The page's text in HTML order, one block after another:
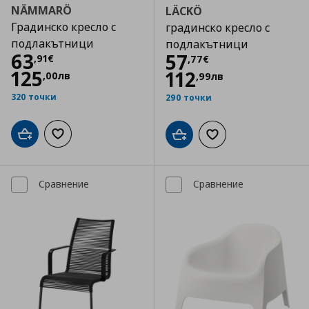
NÄMMARÖ
Градинско кресло с
подлакътници
63,91€
Цена
125,00лв
320 точки
Добави в кошницата
Добави към списъка с любими
LÄCKÖ
градинско кресло с
подлакътници
57,77€
Цена
112,99лв
290 точки
Добави в кошницата
Добави към
Сравнение Сравнение